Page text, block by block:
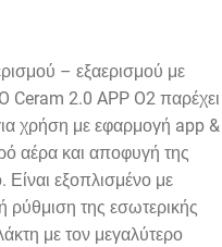
– εξαερισμού με
Ceram 2.0 APP O2 παρέχει
χρήση με εφαρμογή app &
αέρα και αποφυγή της
εξοπλισμένο με
ρύθμιση της εσωτερικής
με τον μεγαλύτερο